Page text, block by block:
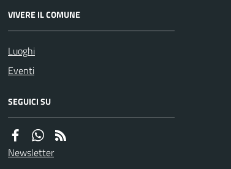
VIVERE IL COMUNE
Luoghi
Eventi
SEGUICI SU
Newsletter